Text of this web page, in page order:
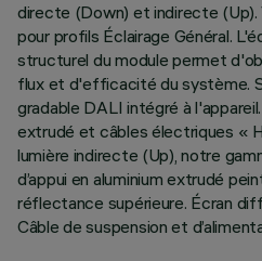
directe (Down) et indirecte
pour profils Éclairage Général.
structurel du module permet
flux et d'efficacité du système.
gradable DALI intégré à
extrudé et câbles électriques «
lumière indirecte (Up), notre
d’appui en aluminium extrudé
réflectance supérieure. Écran
Câble de suspension et